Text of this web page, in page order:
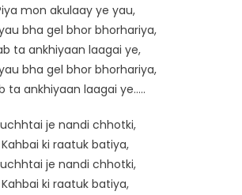
mon akulaay ye yau,
bha gel bhor bhorhariya,
ta ankhiyaan laagai ye,
bha gel bhor bhorhariya,
ta ankhiyaan laagai ye…..
je nandi chhotki,
Kahbai ki raatuk batiya,
je nandi chhotki,
Kahbai ki raatuk batiya,